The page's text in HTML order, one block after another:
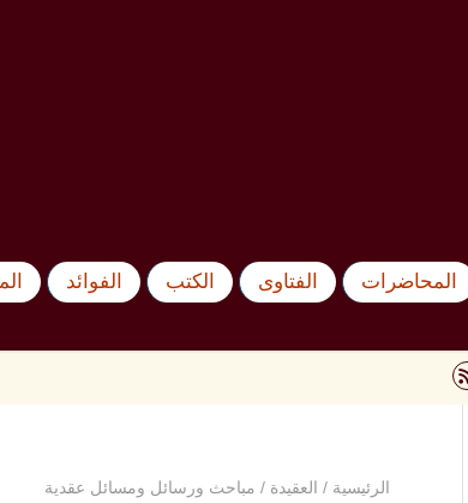
المحاضرات الفتاوى الكتب الفوائد
الرئيسية / العقيدة / مباحث ورسائل ومسائل عقدية